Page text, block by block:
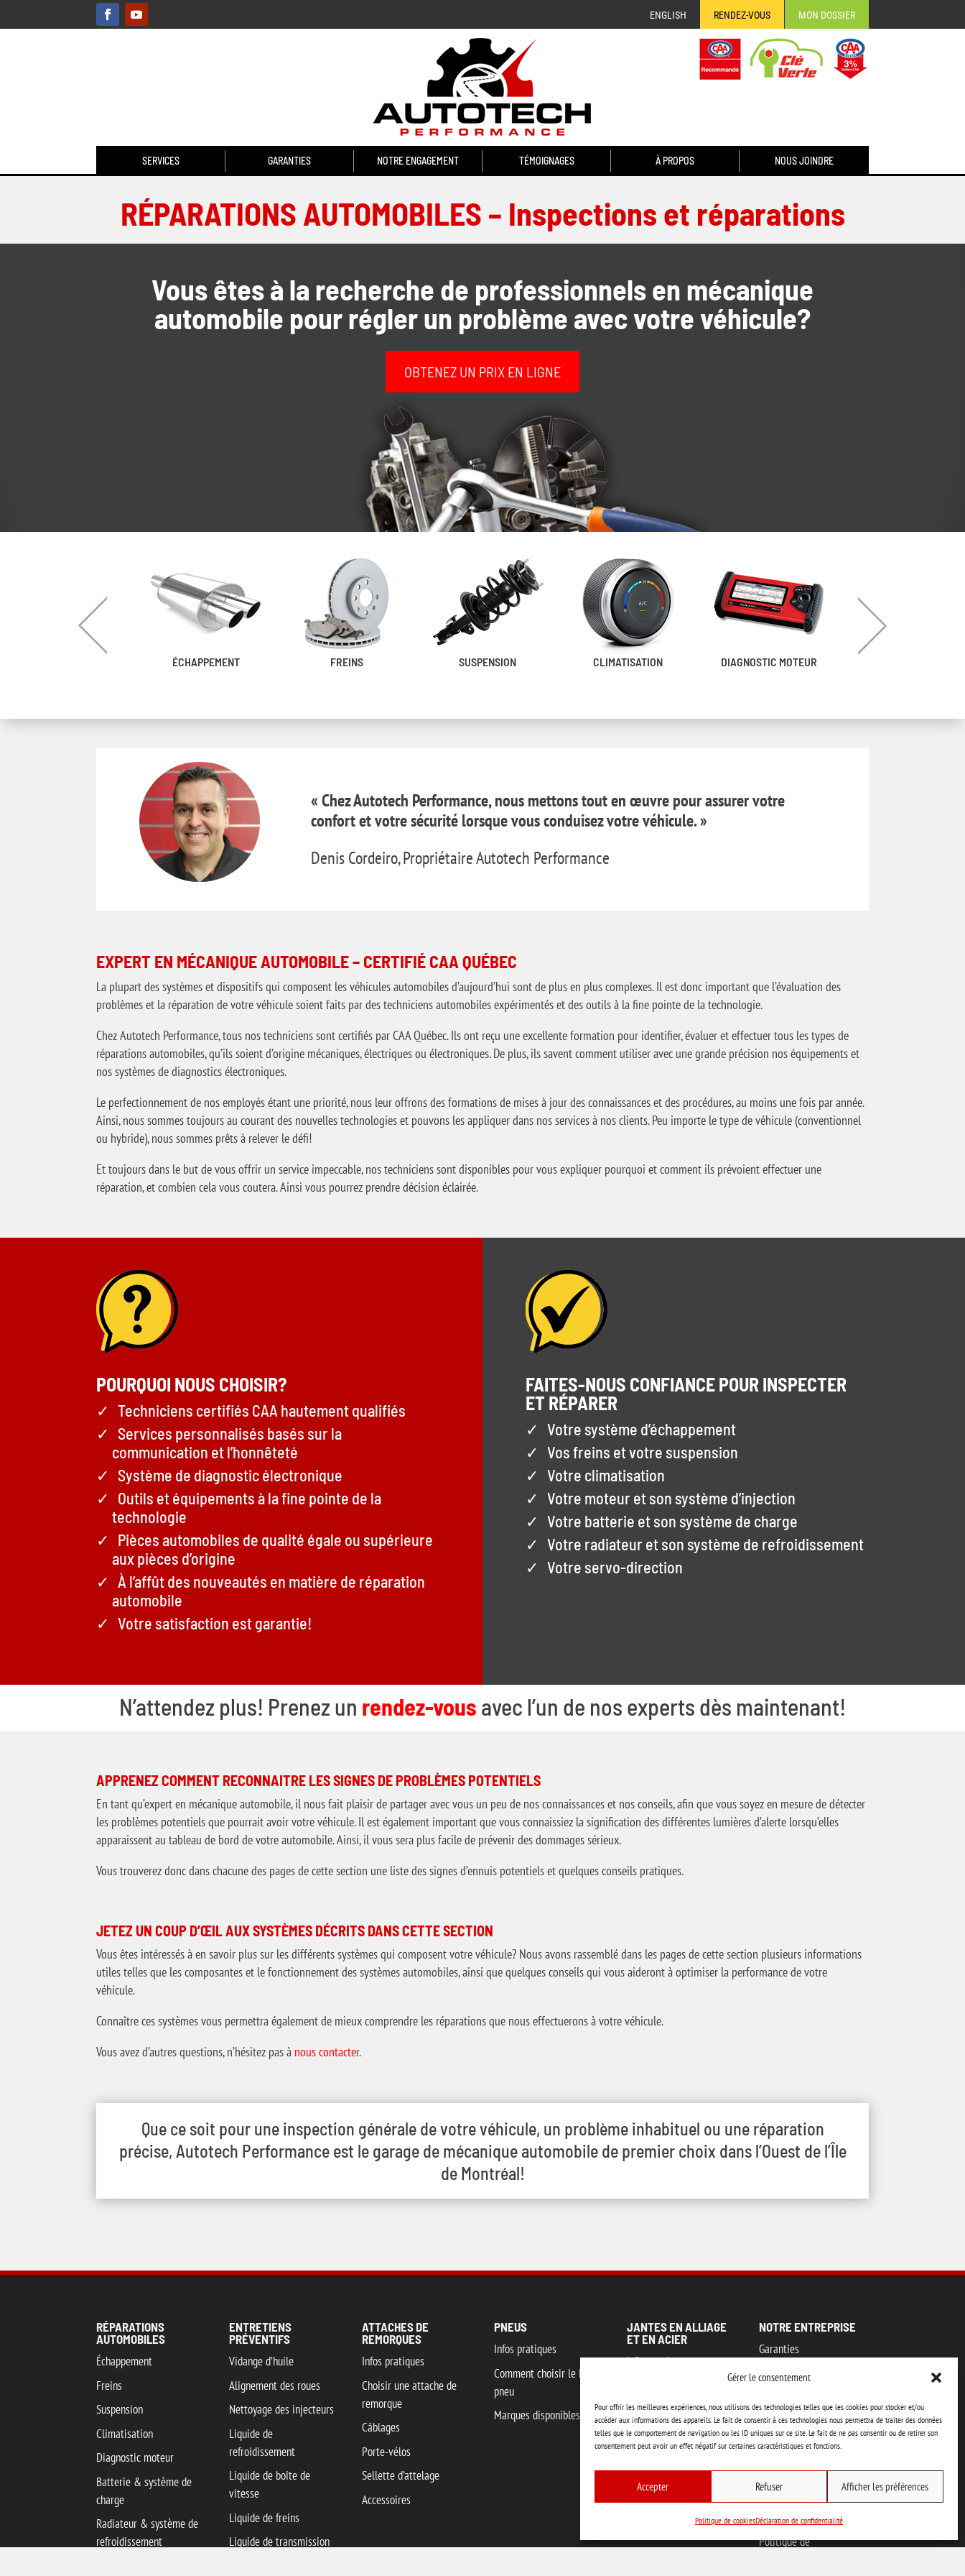
Gérer le consentement
Pour offrir les meilleures expériences, nous utilisons des technologies telles que les cookies pour stocker et/ou
accéder aux informations des appareils. Le fait de consentir à ces technologies nous permettra de traiter des données
telles que le comportement de navigation ou les ID uniques sur ce site. Le fait de ne pas consentir ou de retirer son
consentement peut avoir un effet négatif sur certaines caractéristiques et fonctions.
Accepter Refuser Afficher les préférences
Politique de cookiesDéclaration de confidentialité
ENGLISH RENDEZ-VOUS MON DOSSIER
SERVICES GARANTIES NOTRE ENGAGEMENT TÉMOIGNAGES À PROPOS NOUS JOINDRE
RÉPARATIONS AUTOMOBILES – Inspections et réparations
Vous êtes à la recherche de professionnels en mécanique
automobile pour régler un problème avec votre véhicule?
OBTENEZ UN PRIX EN LIGNE
ÉCHAPPEMENT FREINS SUSPENSION CLIMATISATION DIAGNOSTIC MOTEUR
« Chez Autotech Performance, nous mettons tout en œuvre pour assurer votre
confort et votre sécurité lorsque vous conduisez votre véhicule. »
Denis Cordeiro, Propriétaire Autotech Performance
EXPERT EN MÉCANIQUE AUTOMOBILE – CERTIFIÉ CAA QUÉBEC
La plupart des systèmes et dispositifs qui composent les véhicules automobiles d’aujourd’hui sont de plus en plus complexes. Il est donc important que l’évaluation des
problèmes et la réparation de votre véhicule soient faits par des techniciens automobiles expérimentés et des outils à la fine pointe de la technologie.
Chez Autotech Performance, tous nos techniciens sont certifiés par CAA Québec. Ils ont reçu une excellente formation pour identifier, évaluer et effectuer tous les types de
réparations automobiles, qu’ils soient d’origine mécaniques, électriques ou électroniques. De plus, ils savent comment utiliser avec une grande précision nos équipements et
nos systèmes de diagnostics électroniques.
Le perfectionnement de nos employés étant une priorité, nous leur offrons des formations de mises à jour des connaissances et des procédures, au moins une fois par année.
Ainsi, nous sommes toujours au courant des nouvelles technologies et pouvons les appliquer dans nos services à nos clients. Peu importe le type de véhicule (conventionnel
ou hybride), nous sommes prêts à relever le défi!
Et toujours dans le but de vous offrir un service impeccable, nos techniciens sont disponibles pour vous expliquer pourquoi et comment ils prévoient effectuer une
réparation, et combien cela vous coutera. Ainsi vous pourrez prendre décision éclairée.
POURQUOI NOUS CHOISIR?
Techniciens certifiés CAA hautement qualifiés
Services personnalisés basés sur la
communication et l’honnêteté
Système de diagnostic électronique
Outils et équipements à la fine pointe de la
technologie
Pièces automobiles de qualité égale ou supérieure
aux pièces d’origine
À l’affût des nouveautés en matière de réparation
automobile
Votre satisfaction est garantie!
FAITES-NOUS CONFIANCE POUR INSPECTER
ET RÉPARER
Votre système d’échappement
Vosfreins et votre suspension
Votre climatisation
Votre moteur et son système d’injection
Votre batterie et son système de charge
Votre radiateur et son système de refroidissement
Votre servo-direction
N’attendez plus! Prenez un rendez-vous avec l’un de nos experts dès maintenant!
APPRENEZ COMMENT RECONNAITRE LES SIGNES DE PROBLÈMES POTENTIELS
En tant qu’expert en mécanique automobile, il nous fait plaisir de partager avec vous un peu de nos connaissances et nos conseils, afin que vous soyez en mesure de détecter
les problèmes potentiels que pourrait avoir votre véhicule. Il est également important que vous connaissiez la signification des différentes lumières d’alerte lorsqu’elles
apparaissent au tableau de bord de votre automobile. Ainsi, il vous sera plus facile de prévenir des dommages sérieux.
Vous trouverez donc dans chacune des pages de cette section une liste des signes d’ennuis potentiels et quelques conseils pratiques.
JETEZ UN COUP D’ŒIL AUX SYSTÈMES DÉCRITS DANS CETTE SECTION
Vous êtes intéressés à en savoir plus sur les différents systèmes qui composent votre véhicule? Nous avons rassemblé dans les pages de cette section plusieurs informations
utiles telles que les composantes et le fonctionnement des systèmes automobiles, ainsi que quelques conseils qui vous aideront à optimiser la performance de votre
véhicule.
Connaître ces systèmes vous permettra également de mieux comprendre les réparations que nous effectuerons à votre véhicule.
Vous avez d’autres questions, n’hésitez pas à nous contacter.
Que ce soit pour une inspection générale de votre véhicule, un problème inhabituel ou une réparation
précise, Autotech Performance est le garage de mécanique automobile de premier choix dans l’Ouest de l’Île
de Montréal!
RÉPARATIONS
AUTOMOBILES
Échappement
Freins
Suspension
Climatisation
Diagnostic moteur
Batterie & système de
charge
Radiateur & système de
refroidissement
ENTRETIENS
PRÉVENTIFS
Vidange d’huile
Alignement des roues
Nettoyage des injecteurs
Liquide de
refroidissement
Liquide de boîte de
vitesse
Liquide de freins
Liquide de transmission
ATTACHES DE
REMORQUES
Infos pratiques
Choisir une attache de
remorque
Câblages
Porte-vélos
Sellette d’attelage
Accessoires
PNEUS
Infos pratiques
Comment choisir le bon
pneu
Marques disponibles
JANTES EN ALLIAGE
ET EN ACIER
Infos pratiques
NOTRE ENTREPRISE
Garanties
Notre engagement
Notre mission
Notre équipe
Témoignages
Nous joindre
Payer une facture
Politique de